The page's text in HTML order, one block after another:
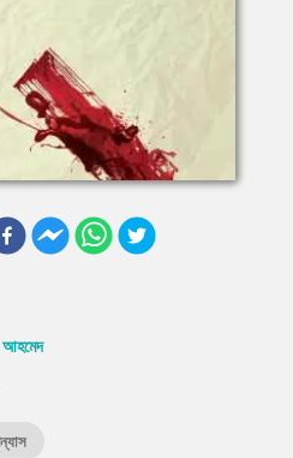
আহমেদ